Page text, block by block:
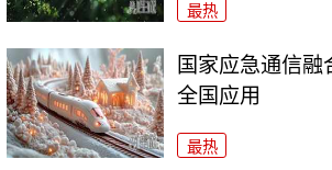
最热
国家应急通信融
全国应用
最热